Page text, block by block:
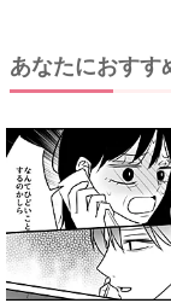
あなたにおすす